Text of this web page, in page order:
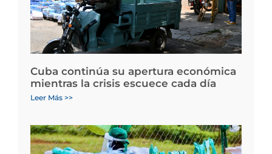
Cuba continúa su apertura económica
mientras la crisis escuece cada día
Leer Más >>